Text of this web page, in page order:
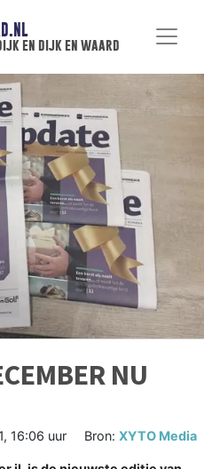
en dijk en waard
NU
16:06 uur Bron: XYTO Media